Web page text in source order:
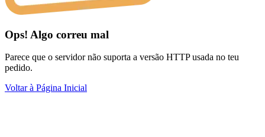
Ops! Algo correu mal
Parece que o servidor não suporta a versão HTTP usada no teu
pedido.
Voltar à Página Inicial